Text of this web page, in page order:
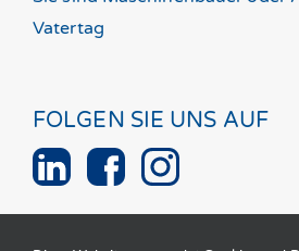
Vatertag
FOLGEN SIE UNS AUF